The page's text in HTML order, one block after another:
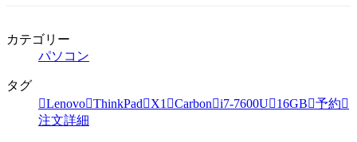
カテゴリー
パソコン
タグ
Lenovo ThinkPad X1 Carbon i7-7600U 16GB
予約
注文詳細